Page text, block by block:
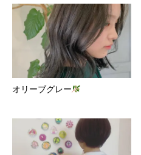
オリーブグレー